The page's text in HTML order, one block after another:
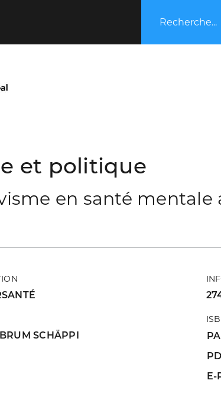
Recherche...
et politique
en santé mentale
SCHÄPPI
E-